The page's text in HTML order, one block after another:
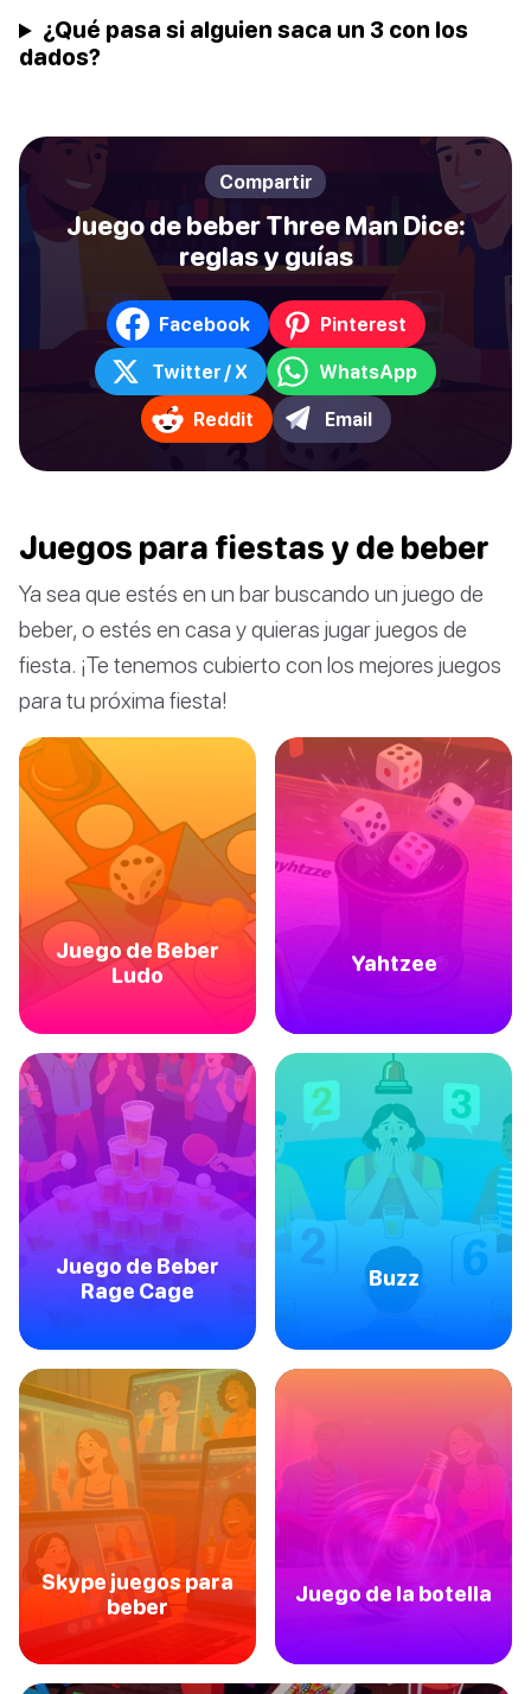
¿Qué pasa si alguien saca un 3 con los
dados?
Compartir
Juego de beber Three Man Dice:
reglas y guías
Facebook Pinterest
Twitter / X WhatsApp
Reddit Email
Juegos para fiestas y de beber
Ya sea que estés en un bar buscando un juego de
beber, o estés en casa y quieras jugar juegos de
fiesta. ¡Te tenemos cubierto con los mejores juegos
para tu próxima fiesta!
Juego de Beber
Ludo
Yahtzee
Juego de Beber
Rage Cage
Buzz
Skype juegos para
beber
Juego de la botella